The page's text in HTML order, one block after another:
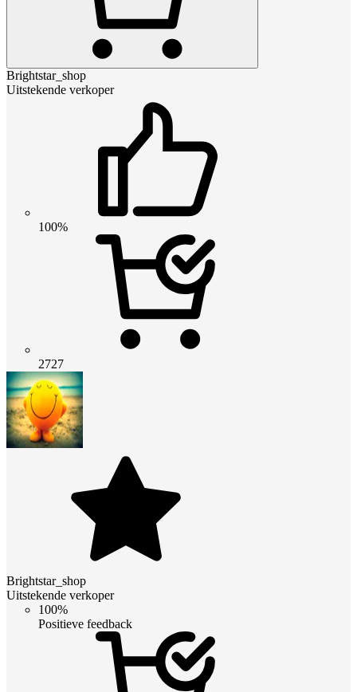
Brightstar_shop
Uitstekende verkoper
100%
2727
Brightstar_shop
Uitstekende verkoper
100%
Positieve feedback